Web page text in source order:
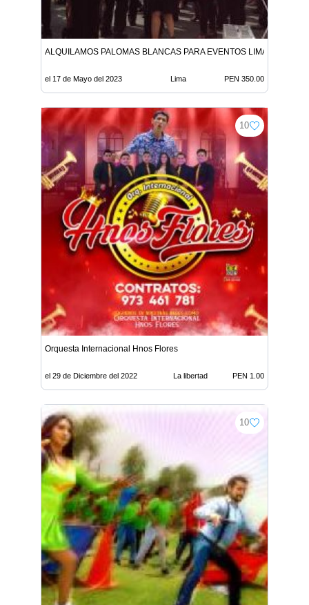
ALQUILAMOS PALOMAS BLANCAS PARA EVENTOS LIMA PERU
el 17 de Mayo del 2023 Lima PEN 350.00
10
Orquesta Internacional Hnos Flores
el 29 de Diciembre del 2022 La libertad PEN 1.00
10